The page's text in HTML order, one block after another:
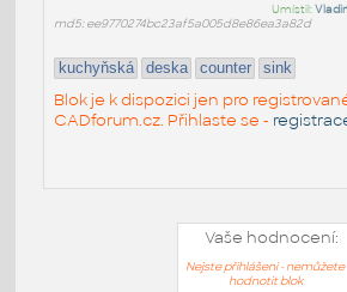
Umístil:
md5: ee9770274bc23af5a005d8e86ea3a82d
kuchyňská deska counter sink
Blok je k dispozici jen pro
CADforum.cz. Přihlaste se -
Vaše hodnocení:
Nejste přihlášeni - nemůžete
hodnotit blok